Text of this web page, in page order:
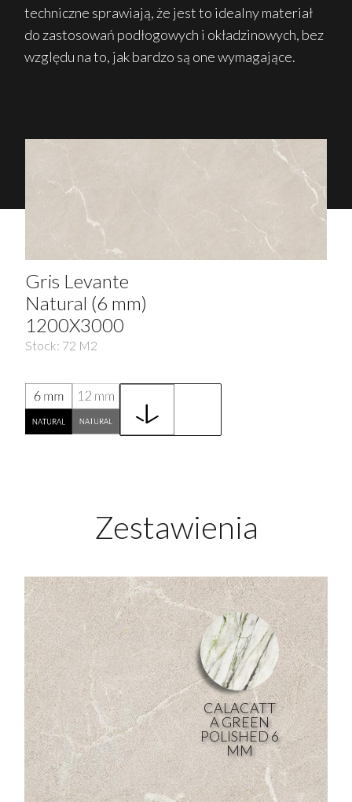
techniczne sprawiają, że jest to idealny materiał
do zastosowań podłogowych i okładzinowych, bez
względu na to, jak bardzo są one wymagające.
Gris Levante
Natural (6 mm)
1200X3000
Stock: 72 M2
Zestawienia
CALACATT
A GREEN
POLISHED 6
MM